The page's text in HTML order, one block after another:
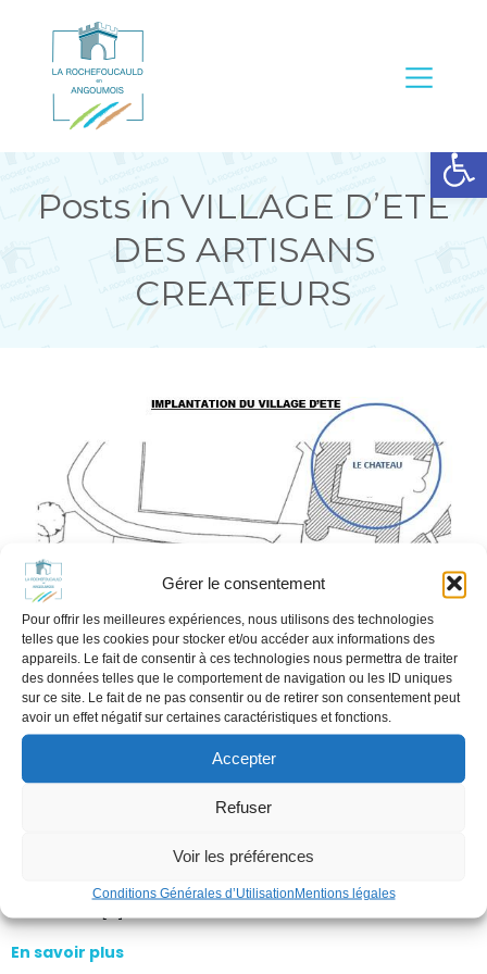
Ouvrir la barre d’outils
Gérer le consentement
Pour offrir les meilleures expériences, nous utilisons des technologies
telles que les cookies pour stocker et/ou accéder aux informations des
appareils. Le fait de consentir à ces technologies nous permettra de traiter
des données telles que le comportement de navigation ou les ID uniques
sur ce site. Le fait de ne pas consentir ou de retirer son consentement peut
avoir un effet négatif sur certaines caractéristiques et fonctions.
Accepter
Refuser
Voir les préférences
Conditions Générales d’UtilisationMentions légales
Posts in VILLAGE D’ETE
DES ARTISANS
CREATEURS
VILLAGE D’ETE DES ARTISANS
VILLAGE D’ETE ARTISANS CREATEURS ET ARTISTES
nous avons créé ce village pour vous ! Venez tenter
En savoir plus